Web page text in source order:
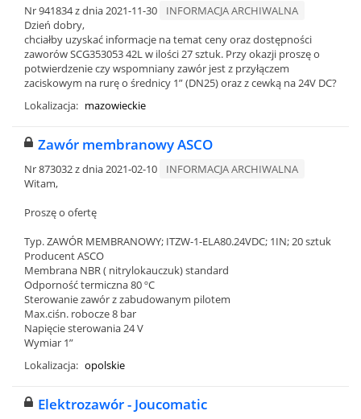
Nr 941834 z dnia 2021-11-30
INFORMACJA ARCHIWALNA
Dzień dobry,
chciałby uzyskać informacje na temat ceny oraz dostępności
zaworów SCG353053 42L w ilości 27 sztuk. Przy okazji proszę o
potwierdzenie czy wspomniany zawór jest z przyłączem
zaciskowym na rurę o średnicy 1” (DN25) oraz z cewką na 24V DC?
Lokalizacja: mazowieckie
Zawór membranowy ASCO
Nr 873032 z dnia 2021-02-10
INFORMACJA ARCHIWALNA
Witam,
Proszę o ofertę
Typ. ZAWÓR MEMBRANOWY; ITZW-1-ELA80.24VDC; 1IN; 20 sztuk
Producent ASCO
Membrana NBR ( nitrylokauczuk) standard
Odporność termiczna 80 ºC
Sterowanie zawór z zabudowanym pilotem
Max.ciśn. robocze 8 bar
Napięcie sterowania 24 V
Wymiar 1”
Lokalizacja: opolskie
Elektrozawór - Joucomatic